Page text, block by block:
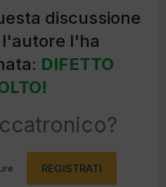
discussione
l'autore l'ha
DIFETTO
REGISTRATI